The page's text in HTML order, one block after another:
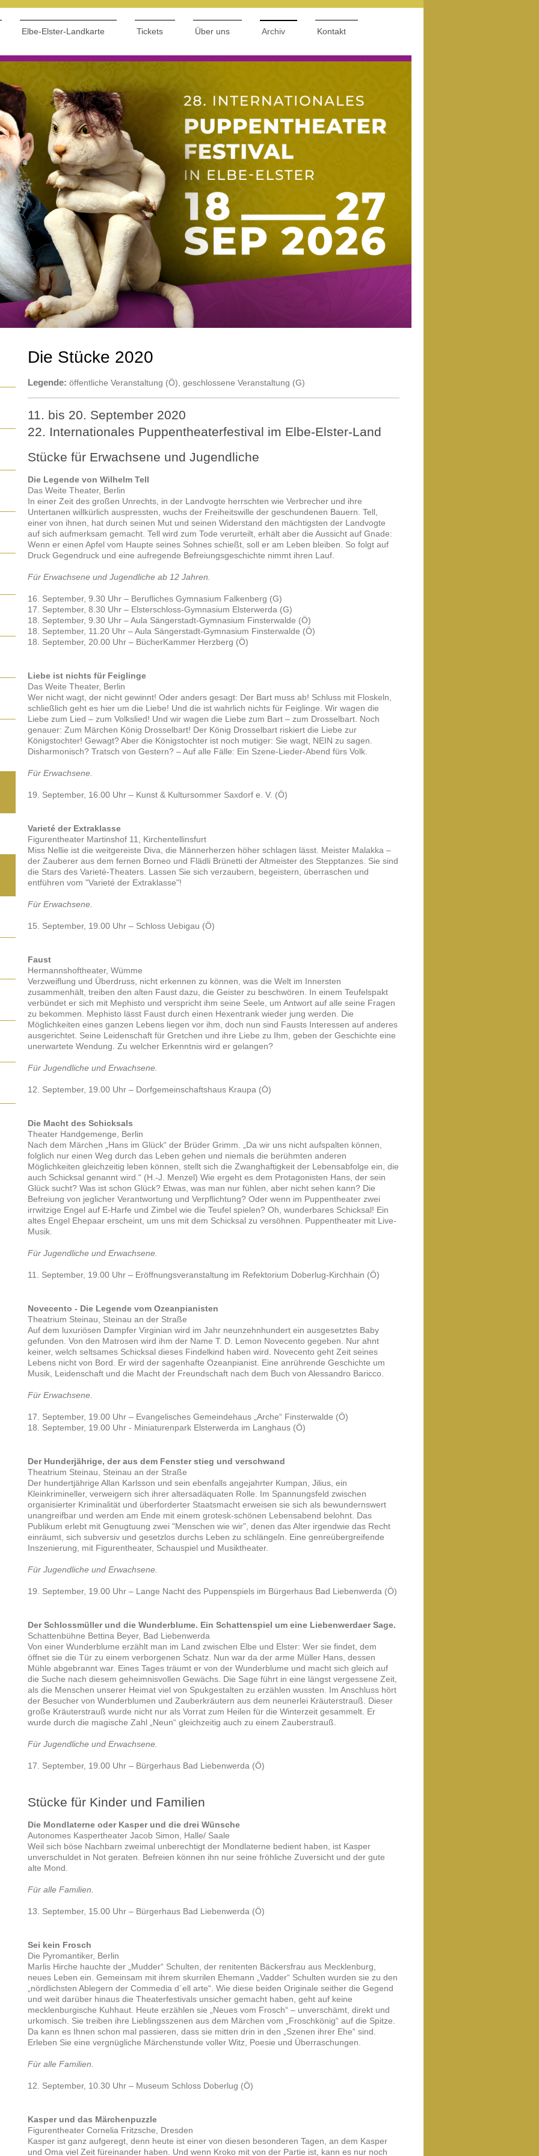
Elbe-Elster-Landkarte Tickets Über uns Archiv Kontakt
Die Stücke 2020
Legende: öffentliche Veranstaltung (Ö), geschlossene Veranstaltung (G)
11. bis 20. September 2020
22. Internationales Puppentheaterfestival im Elbe-Elster-Land
Stücke für Erwachsene und Jugendliche
Die Legende von Wilhelm Tell
Das Weite Theater, Berlin
In einer Zeit des großen Unrechts, in der Landvogte herrschten wie Verbrecher und ihre
Untertanen willkürlich auspressten, wuchs der Freiheitswille der geschundenen Bauern. Tell,
einer von ihnen, hat durch seinen Mut und seinen Widerstand den mächtigsten der Landvogte
auf sich aufmerksam gemacht. Tell wird zum Tode verurteilt, erhält aber die Aussicht auf Gnade:
Wenn er einen Apfel vom Haupte seines Sohnes schießt, soll er am Leben bleiben. So folgt auf
Druck Gegendruck und eine aufregende Befreiungsgeschichte nimmt ihren Lauf.
Für Erwachsene und Jugendliche ab 12 Jahren.
16. September, 9.30 Uhr – Berufliches Gymnasium Falkenberg (G)
17. September, 8.30 Uhr – Elsterschloss-Gymnasium Elsterwerda (G)
18. September, 9.30 Uhr – Aula Sängerstadt-Gymnasium Finsterwalde (Ö)
18. September, 11.20 Uhr – Aula Sängerstadt-Gymnasium Finsterwalde (Ö)
18. September, 20.00 Uhr – BücherKammer Herzberg (Ö)
Liebe ist nichts für Feiglinge
Das Weite Theater, Berlin
Wer nicht wagt, der nicht gewinnt! Oder anders gesagt: Der Bart muss ab! Schluss mit Floskeln,
schließlich geht es hier um die Liebe! Und die ist wahrlich nichts für Feiglinge. Wir wagen die
Liebe zum Lied – zum Volkslied! Und wir wagen die Liebe zum Bart – zum Drosselbart. Noch
genauer: Zum Märchen König Drosselbart! Der König Drosselbart riskiert die Liebe zur
Königstochter! Gewagt? Aber die Königstochter ist noch mutiger: Sie wagt, NEIN zu sagen.
Disharmonisch? Tratsch von Gestern? – Auf alle Fälle: Ein Szene-Lieder-Abend fürs Volk.
Für Erwachsene.
19. September, 16.00 Uhr – Kunst & Kultursommer Saxdorf e. V. (Ö)
Varieté der Extraklasse
Figurentheater Martinshof 11, Kirchentellinsfurt
Miss Nellie ist die weitgereiste Diva, die Männerherzen höher schlagen lässt. Meister Malakka –
der Zauberer aus dem fernen Borneo und Flädli Brünetti der Altmeister des Stepptanzes. Sie sind
die Stars des Varieté-Theaters. Lassen Sie sich verzaubern, begeistern, überraschen und
entführen vom "Varieté der Extraklasse"!
Für Erwachsene.
15. September, 19.00 Uhr – Schloss Uebigau (Ö)
Faust
Hermannshoftheater, Wümme
Verzweiflung und Überdruss, nicht erkennen zu können, was die Welt im Innersten
zusammenhält, treiben den alten Faust dazu, die Geister zu beschwören. In einem Teufelspakt
verbündet er sich mit Mephisto und verspricht ihm seine Seele, um Antwort auf alle seine Fragen
zu bekommen. Mephisto lässt Faust durch einen Hexentrank wieder jung werden. Die
Möglichkeiten eines ganzen Lebens liegen vor ihm, doch nun sind Fausts Interessen auf anderes
ausgerichtet. Seine Leidenschaft für Gretchen und ihre Liebe zu Ihm, geben der Geschichte eine
unerwartete Wendung. Zu welcher Erkenntnis wird er gelangen?
Für Jugendliche und Erwachsene.
12. September, 19.00 Uhr – Dorfgemeinschaftshaus Kraupa (Ö)
Die Macht des Schicksals
Theater Handgemenge, Berlin
Nach dem Märchen „Hans im Glück“ der Brüder Grimm. „Da wir uns nicht aufspalten können,
folglich nur einen Weg durch das Leben gehen und niemals die berühmten anderen
Möglichkeiten gleichzeitig leben können, stellt sich die Zwanghaftigkeit der Lebensabfolge ein, die
auch Schicksal genannt wird.“ (H.-J. Menzel) Wie ergeht es dem Protagonisten Hans, der sein
Glück sucht? Was ist schon Glück? Etwas, was man nur fühlen, aber nicht sehen kann? Die
Befreiung von jeglicher Verantwortung und Verpflichtung? Oder wenn im Puppentheater zwei
irrwitzige Engel auf E-Harfe und Zimbel wie die Teufel spielen? Oh, wunderbares Schicksal! Ein
altes Engel Ehepaar erscheint, um uns mit dem Schicksal zu versöhnen. Puppentheater mit Live-
Musik.
Für Jugendliche und Erwachsene.
11. September, 19.00 Uhr – Eröffnungsveranstaltung im Refektorium Doberlug-Kirchhain (Ö)
Novecento - Die Legende vom Ozeanpianisten
Theatrium Steinau, Steinau an der Straße
Auf dem luxuriösen Dampfer Virginian wird im Jahr neunzehnhundert ein ausgesetztes Baby
gefunden. Von den Matrosen wird ihm der Name T. D. Lemon Novecento gegeben. Nur ahnt
keiner, welch seltsames Schicksal dieses Findelkind haben wird. Novecento geht Zeit seines
Lebens nicht von Bord. Er wird der sagenhafte Ozeanpianist. Eine anrührende Geschichte um
Musik, Leidenschaft und die Macht der Freundschaft nach dem Buch von Alessandro Baricco.
Für Erwachsene.
17. September, 19.00 Uhr – Evangelisches Gemeindehaus „Arche“ Finsterwalde (Ö)
18. September, 19.00 Uhr - Miniaturenpark Elsterwerda im Langhaus (Ö)
Der Hunderjährige, der aus dem Fenster stieg und verschwand
Theatrium Steinau, Steinau an der Straße
Der hundertjährige Allan Karlsson und sein ebenfalls angejahrter Kumpan, Jilius, ein
Kleinkrimineller, verweigern sich ihrer altersadäquaten Rolle. Im Spannungsfeld zwischen
organisierter Kriminalität und überforderter Staatsmacht erweisen sie sich als bewundernswert
unangreifbar und werden am Ende mit einem grotesk-schönen Lebensabend belohnt. Das
Publikum erlebt mit Genugtuung zwei "Menschen wie wir", denen das Alter irgendwie das Recht
einräumt, sich subversiv und gesetzlos durchs Leben zu schlängeln. Eine genreübergreifende
Inszenierung, mit Figurentheater, Schauspiel und Musiktheater.
Für Jugendliche und Erwachsene.
19. September, 19.00 Uhr – Lange Nacht des Puppenspiels im Bürgerhaus Bad Liebenwerda (Ö)
Der Schlossmüller und die Wunderblume. Ein Schattenspiel um eine Liebenwerdaer Sage.
Schattenbühne Bettina Beyer, Bad Liebenwerda
Von einer Wunderblume erzählt man im Land zwischen Elbe und Elster: Wer sie findet, dem
öffnet sie die Tür zu einem verborgenen Schatz. Nun war da der arme Müller Hans, dessen
Mühle abgebrannt war. Eines Tages träumt er von der Wunderblume und macht sich gleich auf
die Suche nach diesem geheimnisvollen Gewächs. Die Sage führt in eine längst vergessene Zeit,
als die Menschen unserer Heimat viel von Spukgestalten zu erzählen wussten. Im Anschluss hört
der Besucher von Wunderblumen und Zauberkräutern aus dem neunerlei Kräuterstrauß. Dieser
große Kräuterstrauß wurde nicht nur als Vorrat zum Heilen für die Winterzeit gesammelt. Er
wurde durch die magische Zahl „Neun“ gleichzeitig auch zu einem Zauberstrauß.
Für Jugendliche und Erwachsene.
17. September, 19.00 Uhr – Bürgerhaus Bad Liebenwerda (Ö)
Stücke für Kinder und Familien
Die Mondlaterne oder Kasper und die drei Wünsche
Autonomes Kaspertheater Jacob Simon, Halle/ Saale
Weil sich böse Nachbarn zweimal unberechtigt der Mondlaterne bedient haben, ist Kasper
unverschuldet in Not geraten. Befreien können ihn nur seine fröhliche Zuversicht und der gute
alte Mond.
Für alle Familien.
13. September, 15.00 Uhr – Bürgerhaus Bad Liebenwerda (Ö)
Sei kein Frosch
Die Pyromantiker, Berlin
Marlis Hirche hauchte der „Mudder“ Schulten, der renitenten Bäckersfrau aus Mecklenburg,
neues Leben ein. Gemeinsam mit ihrem skurrilen Ehemann „Vadder“ Schulten wurden sie zu den
„nördlichsten Ablegern der Commedia d´ell arte“. Wie diese beiden Originale seither die Gegend
und weit darüber hinaus die Theaterfestivals unsicher gemacht haben, geht auf keine
mecklenburgische Kuhhaut. Heute erzählen sie „Neues vom Frosch“ – unverschämt, direkt und
urkomisch. Sie treiben ihre Lieblingsszenen aus dem Märchen vom „Froschkönig“ auf die Spitze.
Da kann es Ihnen schon mal passieren, dass sie mitten drin in den „Szenen ihrer Ehe“ sind.
Erleben Sie eine vergnügliche Märchenstunde voller Witz, Poesie und Überraschungen.
Für alle Familien.
12. September, 10.30 Uhr – Museum Schloss Doberlug (Ö)
Kasper und das Märchenpuzzle
Figurentheater Cornelia Fritzsche, Dresden
Kasper ist ganz aufgeregt, denn heute ist einer von diesen besonderen Tagen, an dem Kasper
und Oma viel Zeit füreinander haben. Und wenn Kroko mit von der Partie ist, kann es nur noch